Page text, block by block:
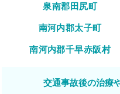
泉南郡田尻町
南河内郡太子町
南河内郡千早赤阪村
交通事故後の治療